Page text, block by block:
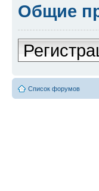
Общие
Список форумов